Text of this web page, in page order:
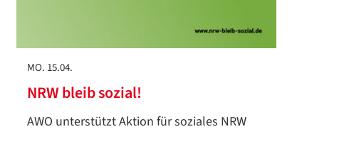
MO. 15.04.
NRW bleib sozial!
AWO unterstützt Aktion für soziales NRW